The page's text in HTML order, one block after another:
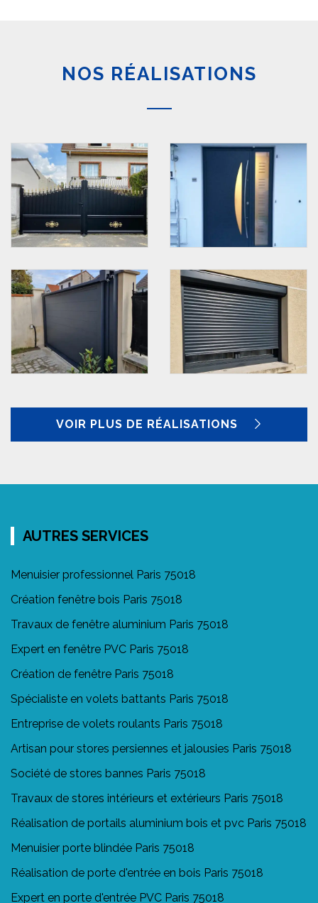
NOS RÉALISATIONS
VOIR PLUS DE RÉALISATIONS
AUTRES SERVICES
Menuisier professionnel Paris 75018
Création fenêtre bois Paris 75018
Travaux de fenêtre aluminium Paris 75018
Expert en fenêtre PVC Paris 75018
Création de fenêtre Paris 75018
Spécialiste en volets battants Paris 75018
Entreprise de volets roulants Paris 75018
Artisan pour stores persiennes et jalousies Paris 75018
Société de stores bannes Paris 75018
Travaux de stores intérieurs et extérieurs Paris 75018
Réalisation de portails aluminium bois et pvc Paris 75018
Menuisier porte blindée Paris 75018
Réalisation de porte d'entrée en bois Paris 75018
Expert en porte d'entrée PVC Paris 75018